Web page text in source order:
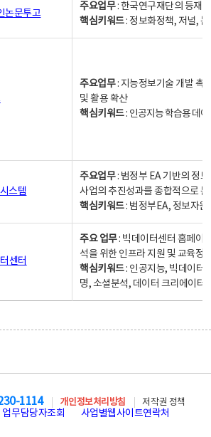
논문투고
주요업무: 한국연구재단의 등재
핵심키워드: 정보화정책, 저널,
주요업무: 지능정보기술 개발 촉
및 활용 확산
핵심키워드: 인공지능 학습용 데
스템
주요업무: 범정부 EA 기반의 정
사업의 추진성과를 종합적으로
핵심키워드: 범정부EA, 정보자
센터
주요 업무: 빅데이터센터 홈페이
석을 위한 인프라 지원 및 교육정
핵심키워드: 인공지능, 빅데이터,
명, 소셜분석, 데이터 크리에이터
1114 개인정보처리방침
저작권 정책
업무담당자조회 사업별웹사이트연락처